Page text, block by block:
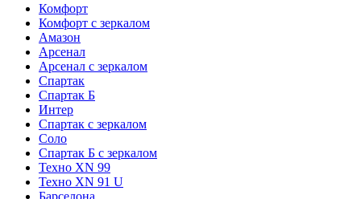
Комфорт
Комфорт с зеркалом
Амазон
Арсенал
Арсенал с зеркалом
Спартак
Спартак Б
Интер
Спартак с зеркалом
Соло
Спартак Б с зеркалом
Техно XN 99
Техно XN 91 U
Барселона